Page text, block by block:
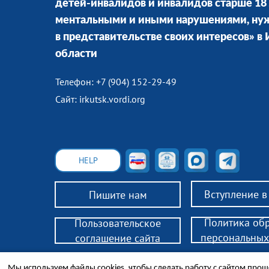
детей-инвалидов и инвалидов старше 18
ментальными и иными нарушениями,
в представительстве своих интересов» в
области
Телефон: +7 (904) 152-29-49
Сайт: irkutsk.vordi.org
Пишите нам Вступление
HELP
Пользовательское
соглашение сайта
Политика